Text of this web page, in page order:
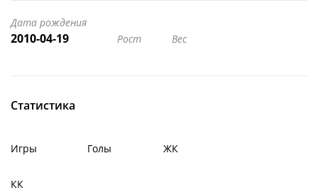
Дата рождения
2010-04-19 Рост Вес
Статистика
Игры Голы ЖК
КК